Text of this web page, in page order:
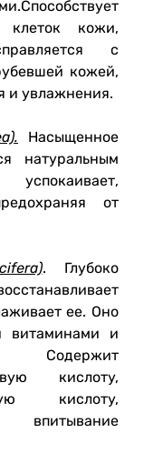
клеток кожи,
с
кожей,
и увлажнения.
Насыщенное
натуральным
успокаивает,
от
. Глубоко
ее. Оно
витаминами и
кислоту,
кислоту,
впитывание